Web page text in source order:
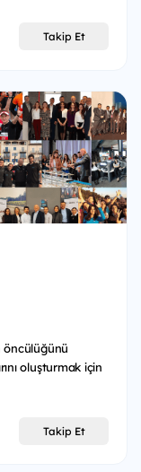
Takip Et
öncülüğünü
oluşturmak için
Takip Et